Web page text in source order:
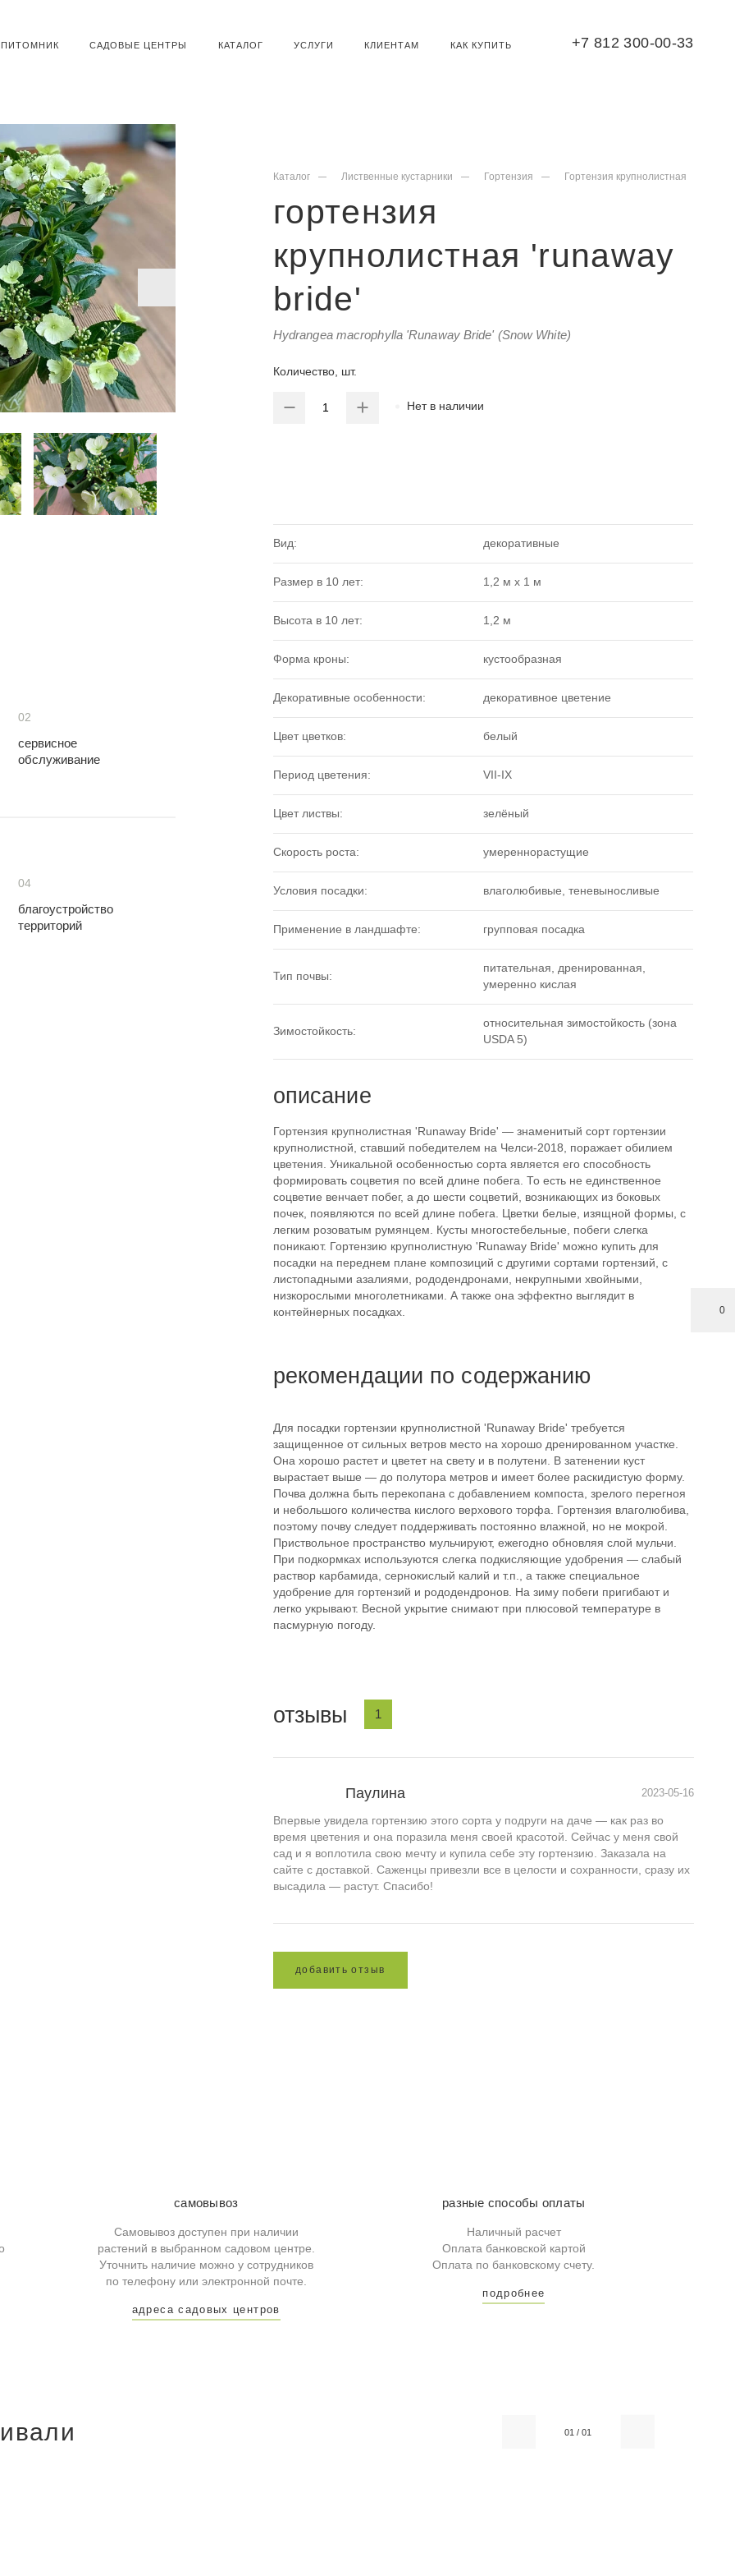
0
ПИТОМНИК САДОВЫЕ ЦЕНТРЫ КАТАЛОГ УСЛУГИ КЛИЕНТАМ КАК КУПИТЬ +7 812 300-00-33
02
сервисное
обслуживание
04
благоустройство
территорий
Каталог Лиственные кустарники Гортензия Гортензия крупнолистная
гортензия
крупнолистная 'runaway
bride'
Hydrangea macrophylla 'Runaway Bride' (Snow White)
Количество, шт.
Нет в наличии
Вид: декоративные
Размер в 10 лет: 1,2 м х 1 м
Высота в 10 лет: 1,2 м
Форма кроны: кустообразная
Декоративные особенности: декоративное цветение
Цвет цветков: белый
Период цветения: VII-IX
Цвет листвы: зелёный
Скорость роста: умереннорастущие
Условия посадки: влаголюбивые, теневыносливые
Применение в ландшафте: групповая посадка
Тип почвы:
питательная, дренированная,
умеренно кислая
Зимостойкость:
относительная зимостойкость (зона
USDA 5)
описание
Гортензия крупнолистная 'Runaway Bride' — знаменитый сорт гортензии
крупнолистной, ставший победителем на Челси-2018, поражает обилием
цветения. Уникальной особенностью сорта является его способность
формировать соцветия по всей длине побега. То есть не единственное
соцветие венчает побег, а до шести соцветий, возникающих из боковых
почек, появляются по всей длине побега. Цветки белые, изящной формы, с
легким розоватым румянцем. Кусты многостебельные, побеги слегка
поникают. Гортензию крупнолистную 'Runaway Bride' можно купить для
посадки на переднем плане композиций с другими сортами гортензий, с
листопадными азалиями, рододендронами, некрупными хвойными,
низкорослыми многолетниками. А также она эффектно выглядит в
контейнерных посадках.
рекомендации по содержанию
Для посадки гортензии крупнолистной 'Runaway Bride' требуется
защищенное от сильных ветров место на хорошо дренированном участке.
Она хорошо растет и цветет на свету и в полутени. В затенении куст
вырастает выше — до полутора метров и имеет более раскидистую форму.
Почва должна быть перекопана с добавлением компоста, зрелого перегноя
и небольшого количества кислого верхового торфа. Гортензия влаголюбива,
поэтому почву следует поддерживать постоянно влажной, но не мокрой.
Приствольное пространство мульчируют, ежегодно обновляя слой мульчи.
При подкормках используются слегка подкисляющие удобрения — слабый
раствор карбамида, сернокислый калий и т.п., а также специальное
удобрение для гортензий и рододендронов. На зиму побеги пригибают и
легко укрывают. Весной укрытие снимают при плюсовой температуре в
пасмурную погоду.
отзывы 1
Паулина 2023-05-16
Впервые увидела гортензию этого сорта у подруги на даче — как раз во
время цветения и она поразила меня своей красотой. Сейчас у меня свой
сад и я воплотила свою мечту и купила себе эту гортензию. Заказала на
сайте с доставкой. Саженцы привезли все в целости и сохранности, сразу их
высадила — растут. Спасибо!
до бавить о тз ыв
самовывоз
Самовывоз доступен при наличии
растений в выбранном садовом центре.
Уточнить наличие можно у сотрудников
по телефону или электронной почте.
адреса садовых центров
разные способы оплаты
Наличный расчет
Оплата банковской картой
Оплата по банковскому счету.
подробнее
01 /01